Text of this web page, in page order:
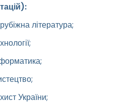
література;
України;